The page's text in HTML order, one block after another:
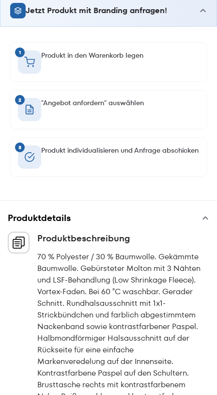
Jetzt Produkt mit Branding anfragen!
1 Produkt in den Warenkorb legen
2 "Angebot anfordern" auswählen
3 Produkt individualisieren und Anfrage abschicken
Produktdetails
Produktbeschreibung
70 % Polyester / 30 % Baumwolle. Gekämmte
Baumwolle. Gebürsteter Molton mit 3 Nähten
und LSF-Behandlung (Low Shrinkage Fleece).
Vortex-Faden. Bei 60 °C waschbar. Gerader
Schnitt. Rundhalsausschnitt mit 1x1-
Strickbündchen und farblich abgestimmtem
Nackenband sowie kontrastfarbener Paspel.
Halbmondförmiger Halsausschnitt auf der
Rückseite für eine einfache
Markenveredelung auf der Innenseite.
Kontrastfarbene Paspel auf den Schultern.
Brusttasche rechts mit kontrastfarbenem